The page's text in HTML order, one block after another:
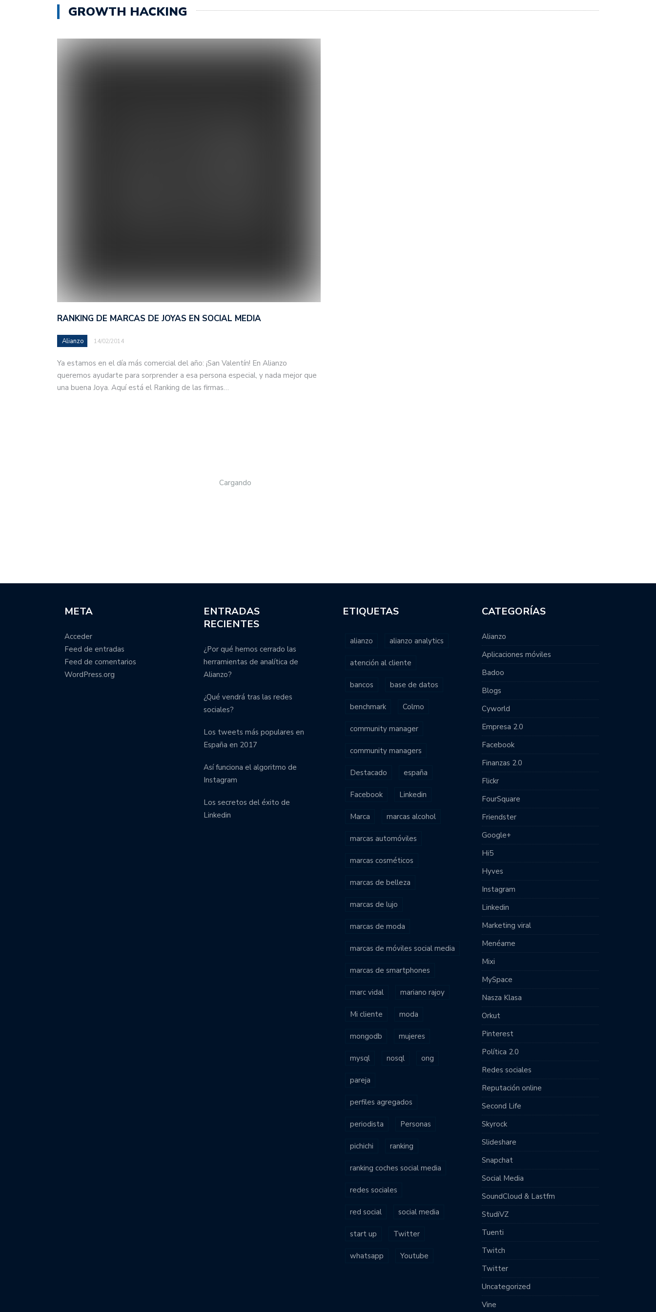
GROWTH HACKING
RANKING DE MARCAS DE JOYAS EN SOCIAL MEDIA
Alianzo 14/02/2014
Ya estamos en el día más comercial del año: ¡San Valentín! En Alianzo
queremos ayudarte para sorprender a esa persona especial, y nada mejor que
una buena Joya. Aquí está el Ranking de las firmas…
Cargando
META
Acceder
Feed de entradas
Feed de comentarios
WordPress.org
ENTRADAS
RECIENTES
¿Por qué hemos cerrado las
herramientas de analítica de
Alianzo?
¿Qué vendrá tras las redes
sociales?
Los tweets más populares en
España en 2017
Así funciona el algoritmo de
Instagram
Los secretos del éxito de
Linkedin
ETIQUETAS
alianzo alianzo analytics
atención al cliente
bancos base de datos
benchmark Colmo
community manager
community managers
Destacado españa
Facebook Linkedin
Marca marcas alcohol
marcas automóviles
marcas cosméticos
marcas de belleza
marcas de lujo
marcas de moda
marcas de móviles social media
marcas de smartphones
marc vidal mariano rajoy
Mi cliente moda
mongodb mujeres
mysql nosql ong
pareja
perfiles agregados
periodista Personas
pichichi ranking
ranking coches social media
redes sociales
red social social media
start up Twitter
whatsapp Youtube
CATEGORÍAS
Alianzo
Aplicaciones móviles
Badoo
Blogs
Cyworld
Empresa 2.0
Facebook
Finanzas 2.0
Flickr
FourSquare
Friendster
Google+
Hi5
Hyves
Instagram
Linkedin
Marketing viral
Menéame
Mixi
MySpace
Nasza Klasa
Orkut
Pinterest
Política 2.0
Redes sociales
Reputación online
Second Life
Skyrock
Slideshare
Snapchat
Social Media
SoundCloud & Lastfm
StudiVZ
Tuenti
Twitch
Twitter
Uncategorized
Vine